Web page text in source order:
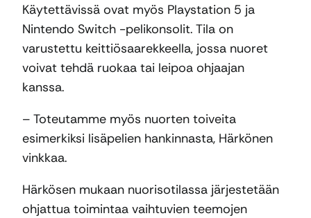
Käytettävissä ovat myös Playstation 5 ja
Nintendo Switch -pelikonsolit. Tila on
varustettu keittiösaarekkeella, jossa nuoret
voivat tehdä ruokaa tai leipoa ohjaajan
kanssa.
– Toteutamme myös nuorten toiveita
esimerkiksi lisäpelien hankinnasta, Härkönen
vinkkaa.
Härkösen mukaan nuorisotilassa järjestetään
ohjattua toimintaa vaihtuvien teemojen